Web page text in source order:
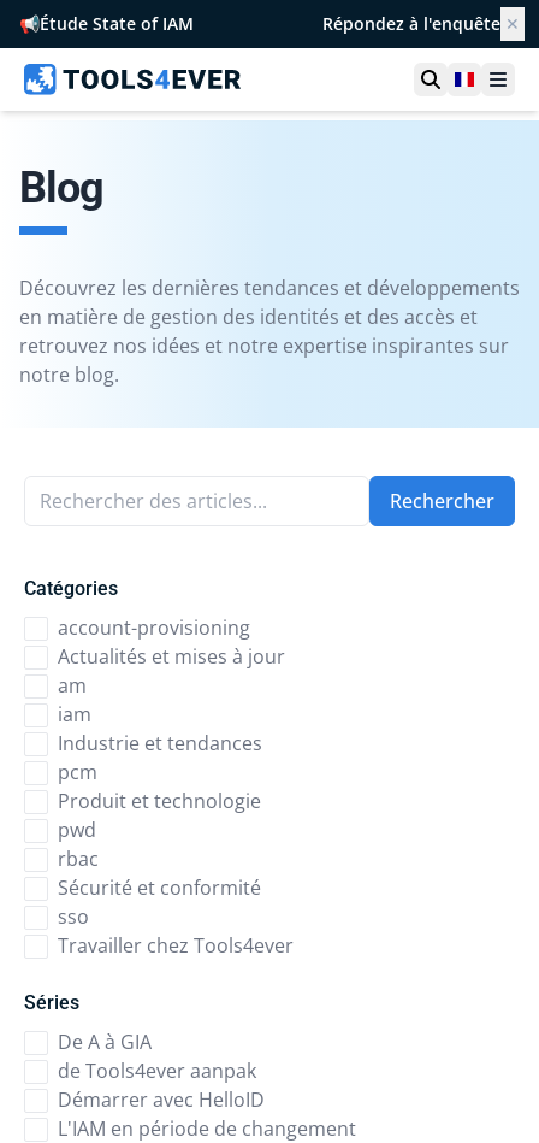
📢Étude State of IAM Répondez à l'enquête ✕
Ouvrir la
France
Blog
Découvrez les dernières tendances et développements
en matière de gestion des identités et des accès et
retrouvez nos idées et notre expertise inspirantes sur
notre blog.
Rechercher des articles... Rechercher
Catégories
account-provisioning
Actualités et mises à jour
am
iam
Industrie et tendances
pcm
Produit et technologie
pwd
rbac
Sécurité et conformité
sso
Travailler chez Tools4ever
Séries
De A à GIA
de Tools4ever aanpak
Démarrer avec HelloID
L'IAM en période de changement